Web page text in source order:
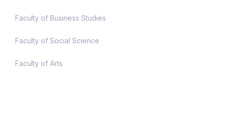
Faculty of Business Studies
Faculty of Social Science
Faculty of Arts